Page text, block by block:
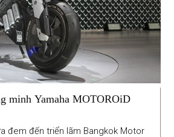
minh Yamaha MOTOROiD
đem đến triển lãm Bangkok Motor